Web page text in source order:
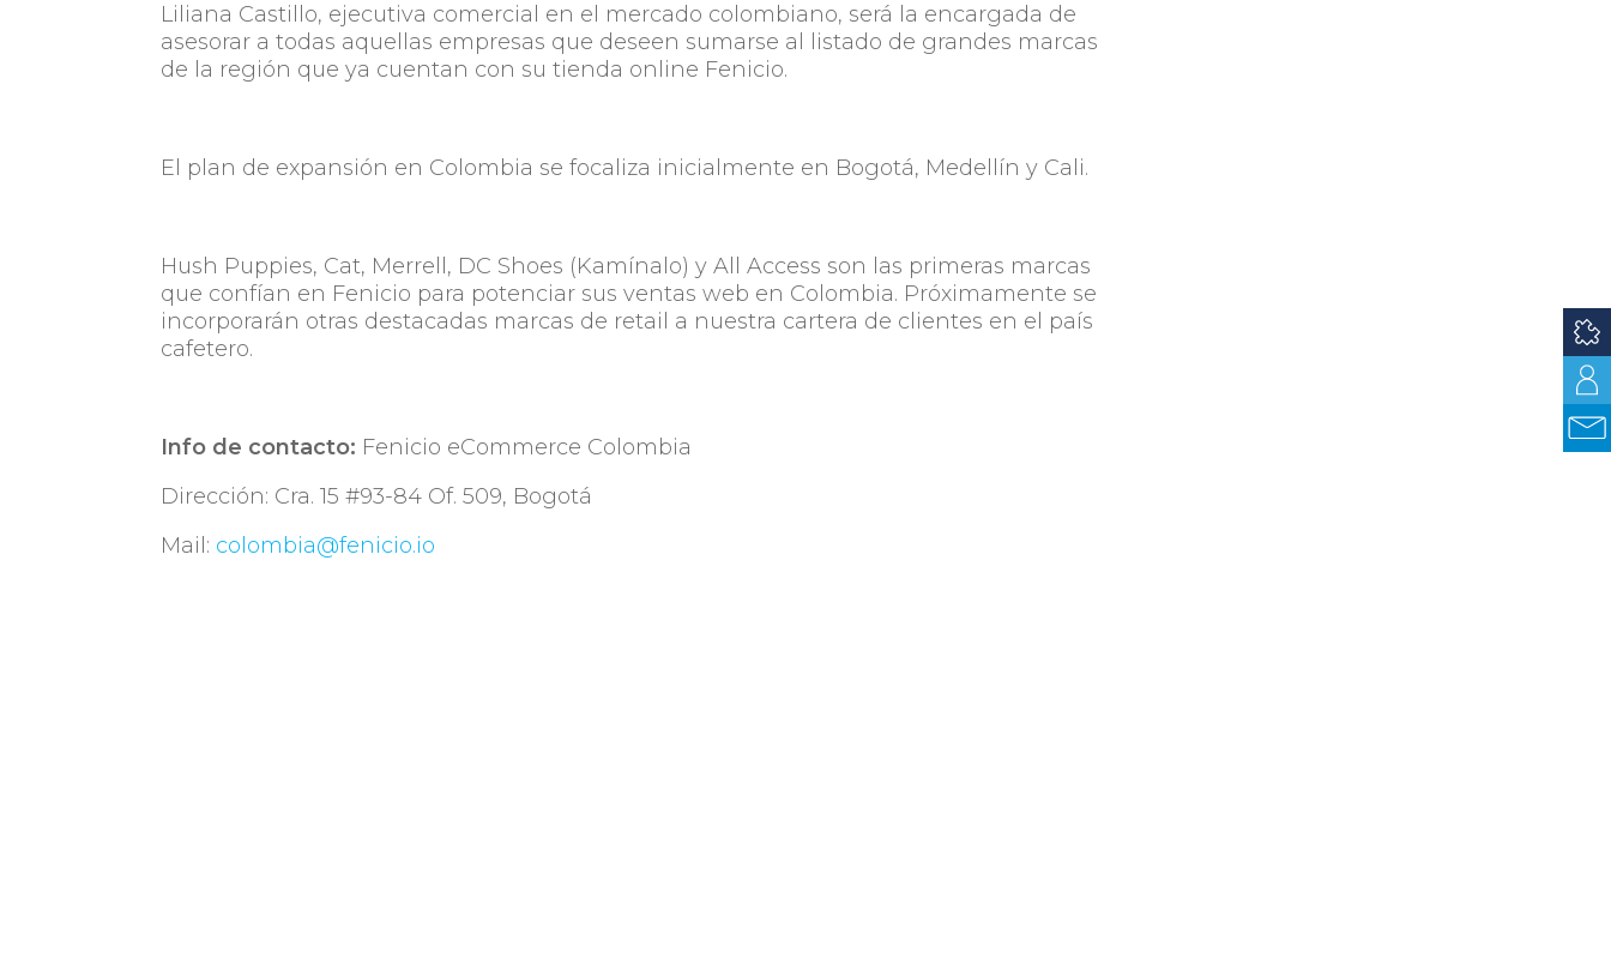
Liliana Castillo, ejecutiva comercial en el mercado colombiano, será la encargada de
asesorar a todas aquellas empresas que deseen sumarse al listado de grandes marcas
de la región que ya cuentan con su tienda online Fenicio.
El plan de expansión en Colombia se focaliza inicialmente en Bogotá, Medellín y Cali.
Hush Puppies, Cat, Merrell, DC Shoes (Kamínalo) y All Access son las primeras marcas
que confí­an en Fenicio para potenciar sus ventas web en Colombia. Próximamente se
incorporarán otras destacadas marcas de retail a nuestra cartera de clientes en el país
cafetero.
Info de contacto: Fenicio eCommerce Colombia
Dirección: Cra. 15 #93-84 Of. 509, Bogotá
Mail: colombia@fenicio.io